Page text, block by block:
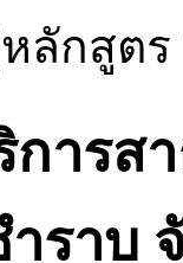
ลักสูตร
ารส
ราบ